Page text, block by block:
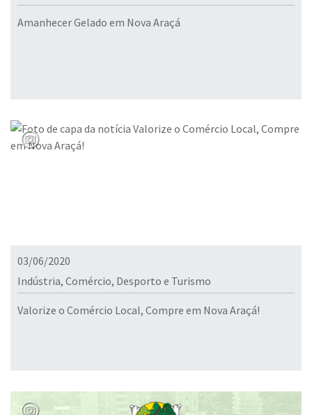
Amanhecer Gelado em Nova Araçá
03/06/2020
Indústria, Comércio, Desporto e Turismo
Valorize o Comércio Local, Compre em Nova Araçá!